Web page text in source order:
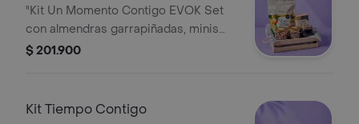
"Kit Un Momento Contigo EVOK Set
con almendras garrapiñadas, minis
chocolates 40% y 70%, miel, 2
$ 201.900
Kit Tiempo Contigo